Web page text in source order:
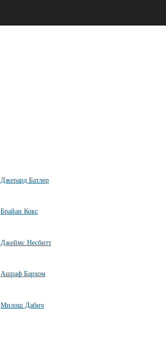
Джерард Батлер
Брайан Кокс
Джеймс Несбитт
Ашраф Бархом
Милош Дабич